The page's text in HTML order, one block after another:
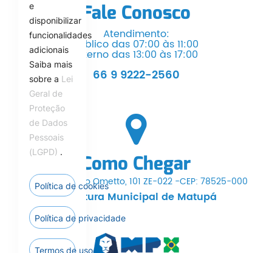
Fale Conosco
Atendimento:
Público das 07:00 às 11:00
Interno das 13:00 às 17:00
66 9 9222-2560
Como Chegar
Av. Dr. Hermínio Ometto, 101 ZE-022 -CEP: 78525-000
Prefeitura Municipal de Matupá
e
disponibilizar
funcionalidades
adicionais
Saiba mais
sobre a Lei
Geral de
Proteção
de Dados
Pessoais
(LGPD) .
Política de cookies
Política de privacidade
Termos de uso